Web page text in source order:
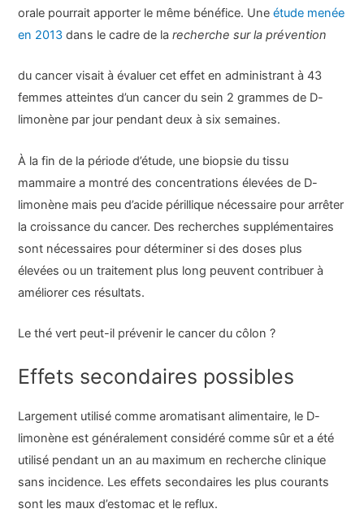
orale pourrait apporter le même bénéfice. Uneétude menée
en 2013 dans le cadre de larecherche sur la prévention
du cancer visait à évaluer cet effet en administrant à 43
femmes atteintes d’un cancer du sein 2 grammes de D-
limonène par jour pendant deux à six semaines.
À la fin de la période d’étude, une biopsie du tissu
mammaire a montré des concentrations élevées de D-
limonène mais peu d’acide périllique nécessaire pour arrêter
la croissance du cancer. Des recherches supplémentaires
sont nécessaires pour déterminer si des doses plus
élevées ou un traitement plus long peuvent contribuer à
améliorer ces résultats.
Le thé vert peut-il prévenir le cancer du côlon ?
Effets secondaires possibles
Largement utilisé comme aromatisant alimentaire, le D-
limonène est généralement considéré comme sûr et a été
utilisé pendant un an au maximum en recherche clinique
sans incidence. Les effets secondaires les plus courants
sont les maux d’estomac et le reflux.